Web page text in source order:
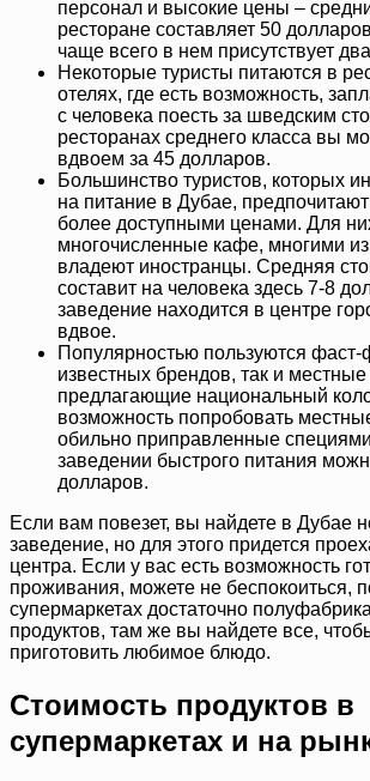
персонал и высокие цены –
ресторане составляет 50
чаще всего в нем присутствует
Некоторые туристы питаются в
отелях, где есть возможность,
с человека поесть за шведским
ресторанах среднего класса вы
вдвоем за 45 долларов.
Большинство туристов, которых
на питание в Дубае,
более доступными ценами. Для
многочисленные кафе, многими
владеют иностранцы. Средняя
составит на человека здесь 7-8
заведение находится в центре
вдвое.
Популярностью пользуются фаст-
известных брендов, так и местные
предлагающие национальный
возможность попробовать
обильно приправленные
заведении быстрого питания
долларов.
Если вам повезет, вы найдете в Дубае
заведение, но для этого придется
центра. Если у вас есть возможность
проживания, можете не беспокоиться,
супермаркетах достаточно
продуктов, там же вы найдете все,
приготовить любимое блюдо.
Стоимость продуктов в
супермаркетах и на